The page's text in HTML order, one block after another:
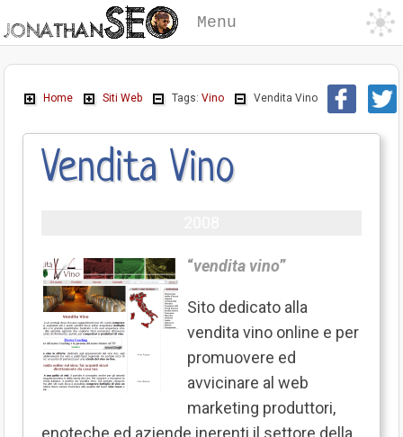
Menu
Home Siti Web Tags:Vino Vendita Vino
Vendita Vino
“vendita vino”
Sito dedicato alla
vendita vino online e per
promuovere ed
avvicinare al web
marketing produttori,
enoteche ed aziende inerenti il settore della